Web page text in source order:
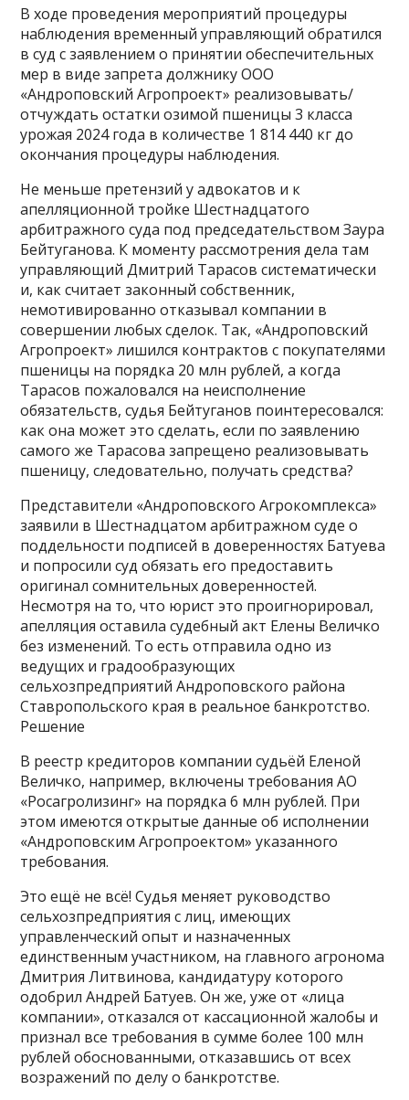
В ходе проведения мероприятий процедуры
наблюдения временный управляющий обратился
в суд с заявлением о принятии обеспечительных
мер в виде запрета должнику ООО
«Андроповский Агропроект» реализовывать/
отчуждать остатки озимой пшеницы 3 класса
урожая 2024 года в количестве 1 814 440 кг до
окончания процедуры наблюдения.
Не меньше претензий у адвокатов и к
апелляционной тройке Шестнадцатого
арбитражного суда под председательством Заура
Бейтуганова. К моменту рассмотрения дела там
управляющий Дмитрий Тарасов систематически
и, как считает законный собственник,
немотивированно отказывал компании в
совершении любых сделок. Так, «Андроповский
Агропроект» лишился контрактов с покупателями
пшеницы на порядка 20 млн рублей, а когда
Тарасов пожаловался на неисполнение
обязательств, судья Бейтуганов поинтересовался:
как она может это сделать, если по заявлению
самого же Тарасова запрещено реализовывать
пшеницу, следовательно, получать средства?
Представители «Андроповского Агрокомплекса»
заявили в Шестнадцатом арбитражном суде о
поддельности подписей в доверенностях Батуева
и попросили суд обязать его предоставить
оригинал сомнительных доверенностей.
Несмотря на то, что юрист это проигнорировал,
апелляция оставила судебный акт Елены Величко
без изменений. То есть отправила одно из
ведущих и градообразующих
сельхозпредприятий Андроповского района
Ставропольского края в реальное банкротство.
Решение
В реестр кредиторов компании судьёй Еленой
Величко, например, включены требования АО
«Росагролизинг» на порядка 6 млн рублей. При
этом имеются открытые данные об исполнении
«Андроповским Агропроектом» указанного
требования.
Это ещё не всё! Судья меняет руководство
сельхозпредприятия с лиц, имеющих
управленческий опыт и назначенных
единственным участником, на главного агронома
Дмитрия Литвинова, кандидатуру которого
одобрил Андрей Батуев. Он же, уже от «лица
компании», отказался от кассационной жалобы и
признал все требования в сумме более 100 млн
рублей обоснованными, отказавшись от всех
возражений по делу о банкротстве.